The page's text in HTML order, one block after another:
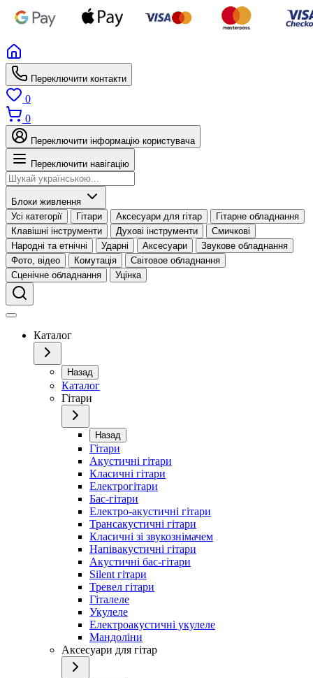
Переключити контакти
0
0
Переключити інформацію користувача
Переключити навігацію
Блоки живлення
Усі категорії
Гітари Аксесуари для гітар
Гітарне обладнання
Клавішні інструменти
Духові інструменти
Смичкові
Народні та етнічні
Ударні Аксесуари
Звукове обладнання
Фото, відео
Комутація
Світовое обладнання
Сценічне обладнання
Уцінка
Каталог
Назад
Каталог
Гітари
Назад
Гітари
Акустичні гітари
Класичні гітари
Електрогітари
Бас-гітари
Електро-акустичні гітари
Трансакустичні гітари
Класичні зі звукознімачем
Напівакустичні гітари
Акустичні бас-гітари
Silent гітари
Тревел гітари
Гіталеле
Укулеле
Електроакустичні укулеле
Мандоліни
Аксесуари для гітар